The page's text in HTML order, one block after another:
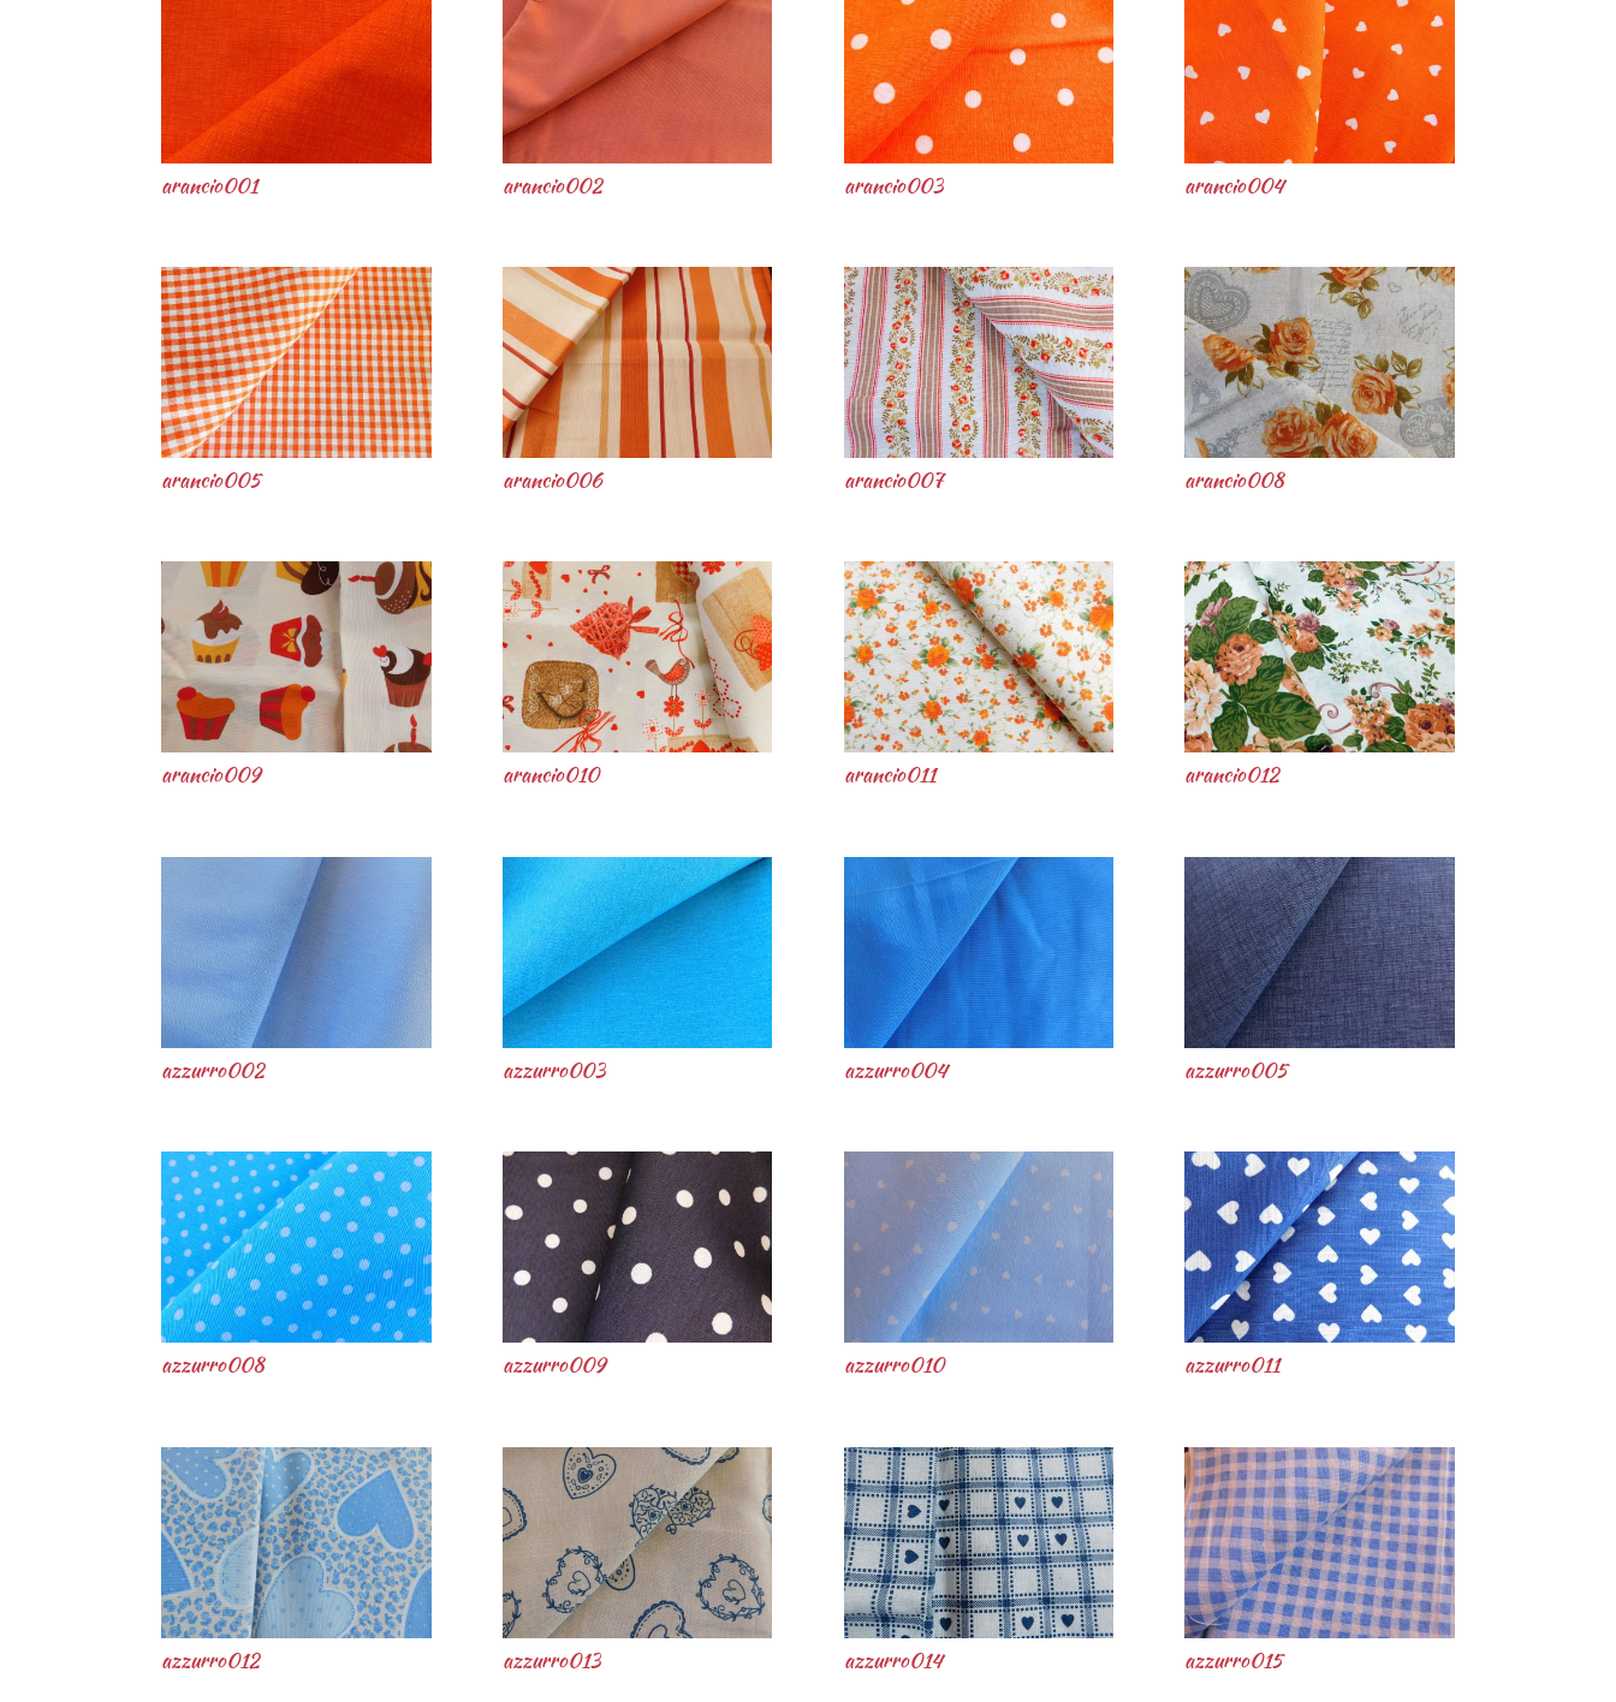
arancio001 arancio002 arancio003 arancio004
arancio005 arancio006 arancio007 arancio008
arancio009 arancio010 arancio011 arancio012
azzurro002 azzurro003 azzurro004 azzurro005
azzurro008 azzurro009 azzurro010 azzurro011
azzurro012 azzurro013 azzurro014 azzurro015